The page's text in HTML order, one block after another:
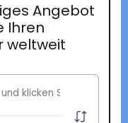
Angebot
Ihren
weltweit